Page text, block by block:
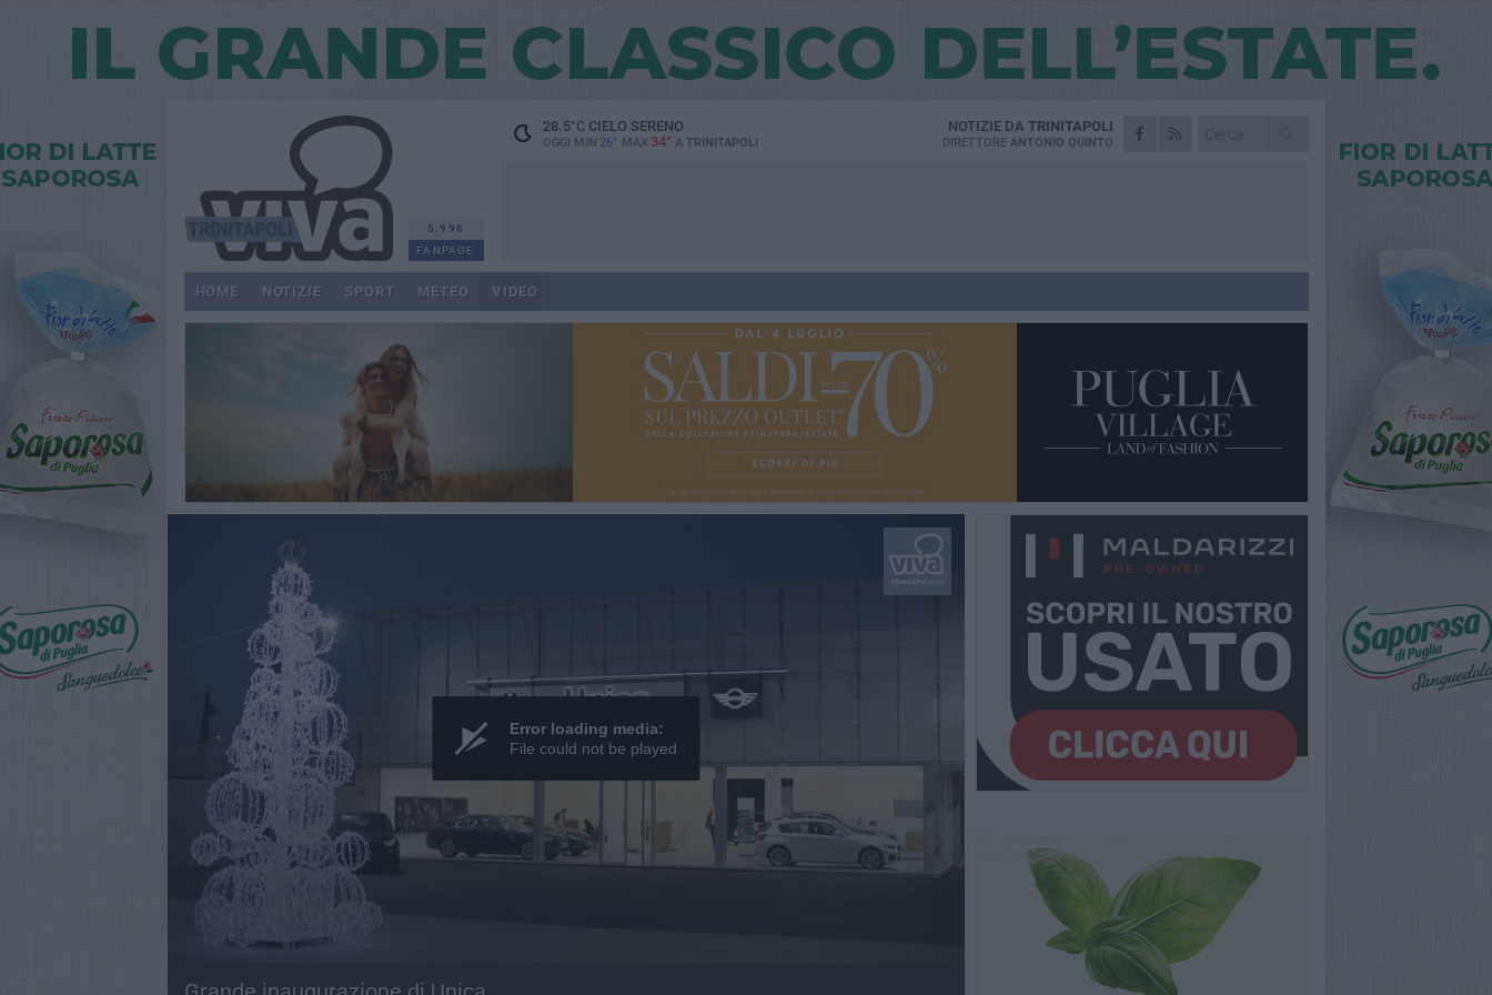
5.996
FANPAGE
28.5°CCIELO SERENO
OGGI MIN 26° MAX 34° A TRINITAPOLI
NOTIZIE DA TRINITAPOLI
DIRETTORE ANTONIO QUINTO
HOME NOTIZIE SPORT METEO VIDEO
Error loading media:
File could not be played